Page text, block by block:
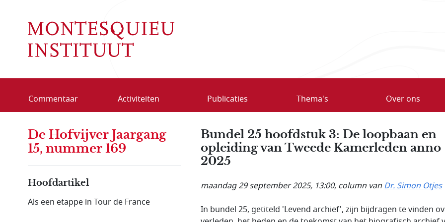
Commentaar Activiteiten Publicaties Thema's Over ons
Bundel 25 hoofdstuk 3: De loopbaan en
opleiding van Tweede Kamerleden anno
2025
maandag 29 september 2025, 13:00, column vanDr. Simon Otjes
In bundel 25, getiteld 'Levend archief', zijn bijdragen te vinden
De Hofvijver Jaargang
15, nummer 169
Hoofdartikel
Als een etappe in Tour de France